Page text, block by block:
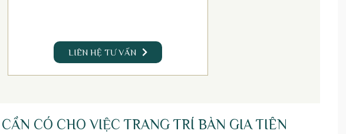
LIÊN HỆ TƯ VẤN
CÓ CHO VIỆC TRANG TRÍ BÀN GIA TIÊN